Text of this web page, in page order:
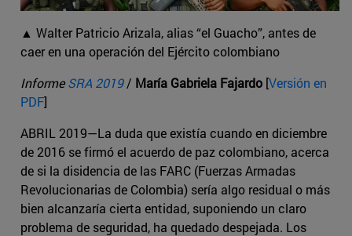
▲ Walter Patricio Arizala, alias “el Guacho”, antes de
caer en una operación del Ejército colombiano
InformeSRA 2019 / María Gabriela Fajardo [Versión en
PDF]
ABRIL 2019—La duda que existía cuando en diciembre
de 2016 se firmó el acuerdo de paz colombiano, acerca
de si la disidencia de las FARC (Fuerzas Armadas
Revolucionarias de Colombia) sería algo residual o más
bien alcanzaría cierta entidad, suponiendo un claro
problema de seguridad, ha quedado despejada. Los